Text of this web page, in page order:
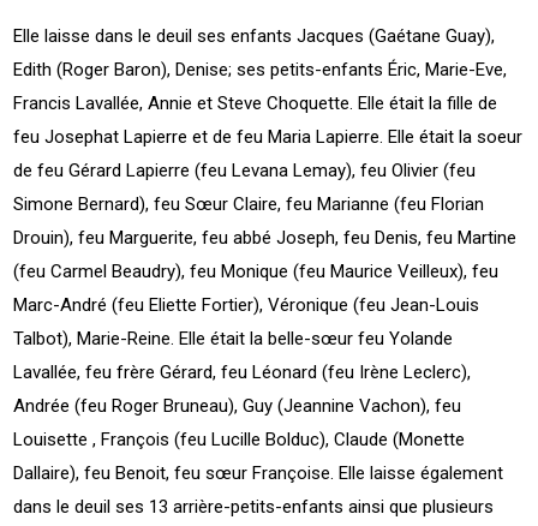
Elle laisse dans le deuil ses enfants Jacques (Gaétane Guay),
Edith (Roger Baron), Denise; ses petits-enfants Éric, Marie-Eve,
Francis Lavallée, Annie et Steve Choquette. Elle était la fille de
feu Josephat Lapierre et de feu Maria Lapierre. Elle était la soeur
de feu Gérard Lapierre (feu Levana Lemay), feu Olivier (feu
Simone Bernard), feu Sœur Claire, feu Marianne (feu Florian
Drouin), feu Marguerite, feu abbé Joseph, feu Denis, feu Martine
(feu Carmel Beaudry), feu Monique (feu Maurice Veilleux), feu
Marc-André (feu Eliette Fortier), Véronique (feu Jean-Louis
Talbot), Marie-Reine. Elle était la belle-sœur feu Yolande
Lavallée, feu frère Gérard, feu Léonard (feu Irène Leclerc),
Andrée (feu Roger Bruneau), Guy (Jeannine Vachon), feu
Louisette , François (feu Lucille Bolduc), Claude (Monette
Dallaire), feu Benoit, feu sœur Françoise. Elle laisse également
dans le deuil ses 13 arrière-petits-enfants ainsi que plusieurs